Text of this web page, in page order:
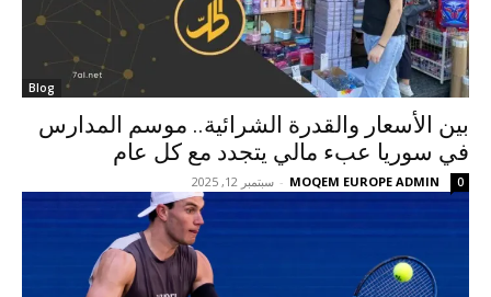
Blog
بين الأسعار والقدرة الشرائية.. موسم المدارس
في سوريا عبء مالي يتجدد مع كل عام
MOQEM EUROPE ADMIN
- سبتمبر 12, 2025 0